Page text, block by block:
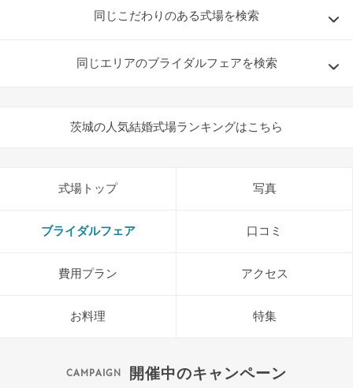
同じこだわりのある式場を検索
同じエリアのブライダルフェアを検索
茨城の人気結婚式場ランキングはこちら
式場トップ 写真
ブライダルフェア 口コミ
費用プラン アクセス
お料理 特集
開催中のキャンペーン